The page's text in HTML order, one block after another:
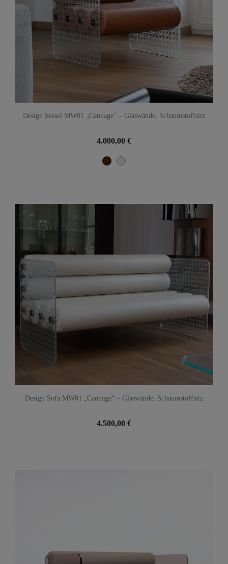
Design Sessel MW01 „Cannage“ – Glaswände, Schaumstoffsitz
4.000,00 €
BraunPerle
Design Sofa MW01 „Cannage“ – Glaswände, Schaumstoffsitz
4.500,00 €